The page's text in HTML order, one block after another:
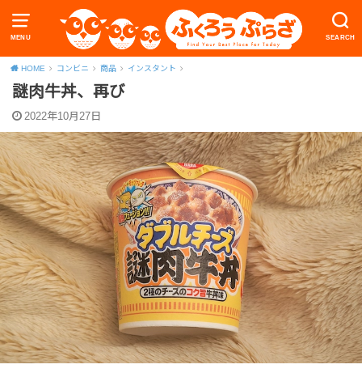
MENU SEARCH
HOME コンビニ 商品 インスタント
謎肉牛丼、再び
2022年10月27日